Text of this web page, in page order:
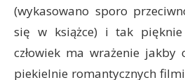
(wykasowano sporo
się w książce) i tak pięknie
człowiek ma wrażenie jakby
piekielnie romantycznych